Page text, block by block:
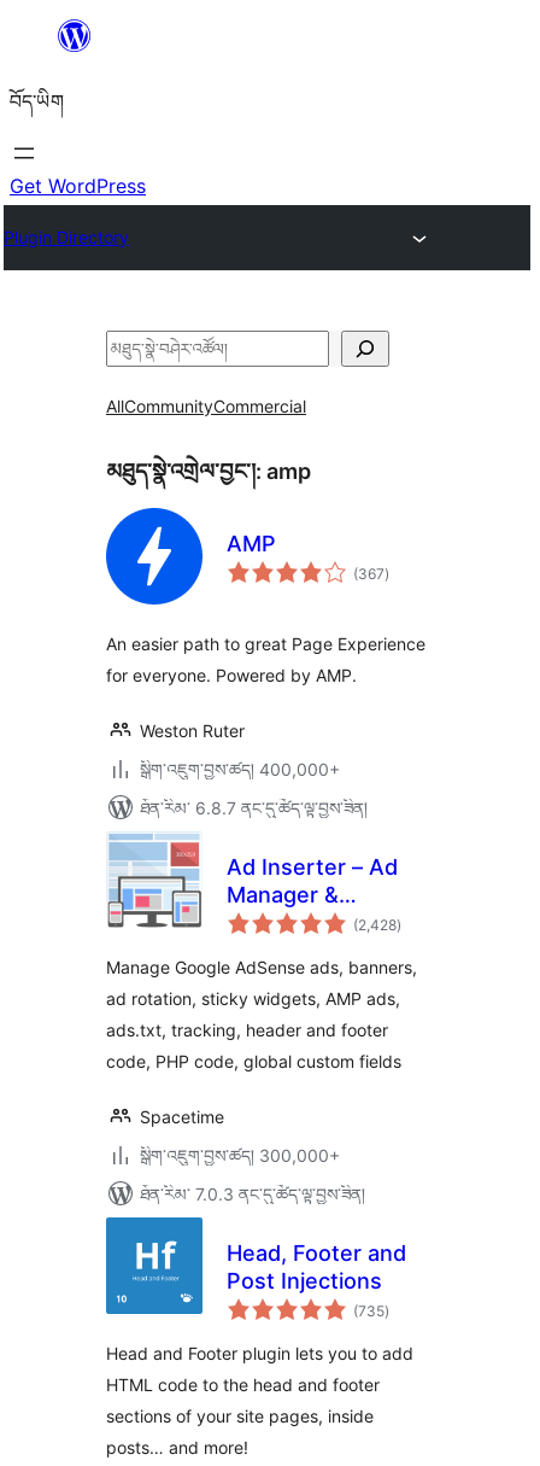
content
བོད་ཡིག
Get WordPress
Plugin Directory
བཤེར་
AllCommunityCommercial
མཐུད་སྣེ་འགྲེལ་བྱང་།: amp
AMP
(367གདེང་
འཇོག་
)
An easier path to great Page Experience
for everyone. Powered by AMP.
Weston Ruter
སྒྲིག་འཇུག་བྱས་ཚད། 400,000+
ཐོན་རིམ་ 6.8.7 ནང་དུ་ཚོད་ལྟ་བྱས་ཟིན།
Ad Inserter – Ad
Manager &
AdSense Ads(2,428གདེང་
འཇོག་
ཚང་།
)
Manage Google AdSense ads, banners,
ad rotation, sticky widgets, AMP ads,
ads.txt, tracking, header and footer
code, PHP code, global custom fields
Spacetime
སྒྲིག་འཇུག་བྱས་ཚད། 300,000+
ཐོན་རིམ་ 7.0.3 ནང་དུ་ཚོད་ལྟ་བྱས་ཟིན།
Head, Footer and
Post Injections
(735གདེང་
འཇོག་
ཚང་།
)
Head and Footer plugin lets you to add
HTML code to the head and footer
sections of your site pages, inside
posts… and more!